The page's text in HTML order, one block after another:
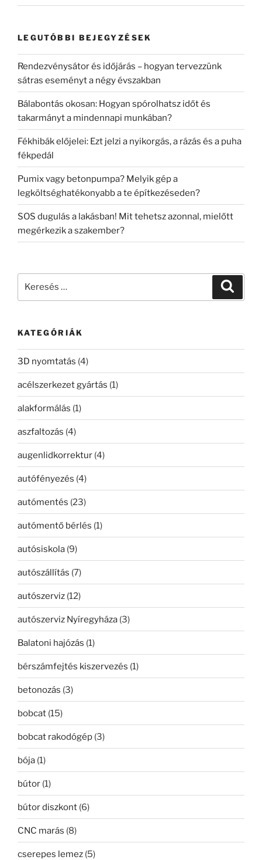
LEGUTÓBBI BEJEGYZÉSEK
Rendezvénysátor és időjárás – hogyan tervezzünk
sátras eseményt a négy évszakban
Bálabontás okosan: Hogyan spórolhatsz időt és
takarmányt a mindennapi munkában?
Fékhibák előjelei: Ezt jelzi a nyikorgás, a rázás és a puha
fékpedál
Pumix vagy betonpumpa? Melyik gép a
legköltséghatékonyabb a te építkezéseden?
SOS dugulás a lakásban! Mit tehetsz azonnal, mielőtt
megérkezik a szakember?
KATEGÓRIÁK
3D nyomtatás (4)
acélszerkezet gyártás (1)
alakformálás (1)
aszfaltozás (4)
augenlidkorrektur (4)
autófényezés (4)
autómentés (23)
autómentő bérlés (1)
autósiskola (9)
autószállítás (7)
autószerviz (12)
autószerviz Nyíregyháza (3)
Balatoni hajózás (1)
bérszámfejtés kiszervezés (1)
betonozás (3)
bobcat (15)
bobcat rakodógép (3)
bója (1)
bútor (1)
bútor diszkont (6)
CNC marás (8)
cserepes lemez (5)